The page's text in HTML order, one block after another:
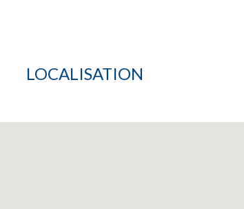
LOCALISATION